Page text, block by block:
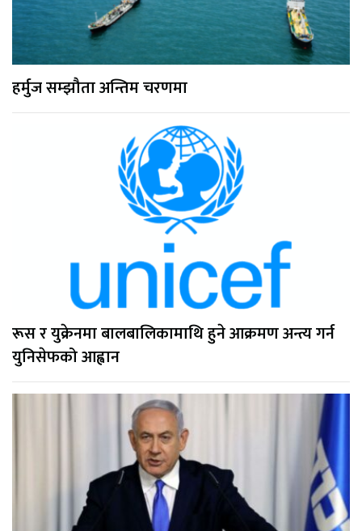
हर्मुज सम्झौता अन्तिम चरणमा
रूस र युक्रेनमा बालबालिकामाथि हुने आक्रमण अन्त्य गर्न
युनिसेफको आह्वान